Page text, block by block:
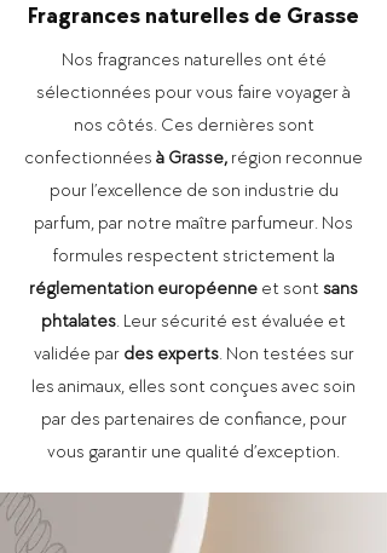
Fragrances naturelles de Grasse
Nos fragrances naturelles ont été
sélectionnées pour vous faire voyager à
nos côtés. Ces dernières sont
confectionnées à Grasse, région reconnue
pour l’excellence de son industrie du
parfum, par notre maître parfumeur. Nos
formules respectent strictement la
réglementation européenne et sontsans
phtalates. Leur sécurité est évaluée et
validée par des experts. Non testées sur
les animaux, elles sont conçues avec soin
par des partenaires de confiance, pour
vous garantir une qualité d’exception.